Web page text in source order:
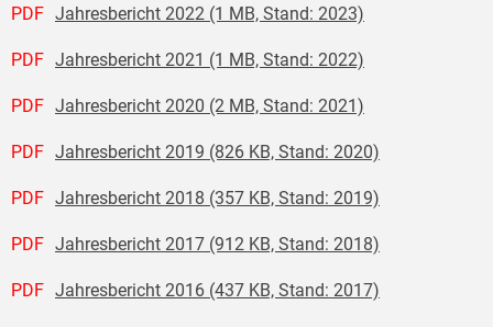
PDF Jahresbericht 2022 (1 MB, Stand: 2023)
PDF Jahresbericht 2021 (1 MB, Stand: 2022)
PDF Jahresbericht 2020 (2 MB, Stand: 2021)
PDF Jahresbericht 2019 (826 KB, Stand: 2020)
PDF Jahresbericht 2018 (357 KB, Stand: 2019)
PDF Jahresbericht 2017 (912 KB, Stand: 2018)
PDF Jahresbericht 2016 (437 KB, Stand: 2017)